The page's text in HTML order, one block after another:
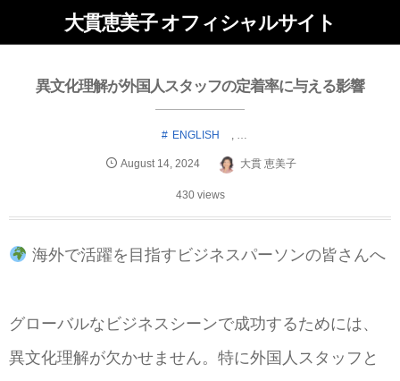
大貫恵美子 オフィシャルサイト
異文化理解が外国人スタッフの定着率に与える影響
ENGLISH
August 14 2024 大貫 恵美子
430 views
海外で活躍を目指すビジネスパーソンの皆さんへ
グローバルなビジネスシーンで成功するためには、
異文化理解が欠かせません。特に外国人スタッフと